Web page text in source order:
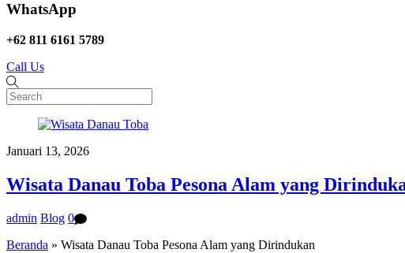
WhatsApp
+62 811 6161 5789
Call Us
Januari 13, 2026
Wisata Danau Toba Pesona Alam yang
admin Blog 0
Beranda » Wisata Danau Toba Pesona Alam yang Dirindukan